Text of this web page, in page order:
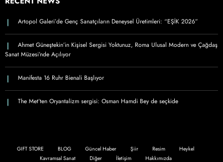
Artopol Galeri’de Genç Sanatçıların Deneysel Üretimleri: “EŞİK 2026”
Ahmet Güneştekin’in Kişisel Sergisi Yoktunuz, Roma Ulusal Modern ve Çağdaş
Sanat Müzesi’nde Açılıyor
Manifesta 16 Ruhr Bienali Başlıyor
The Met’ten Oryantalizm sergisi: Osman Hamdi Bey de seçkide
GIFT STORE BLOG Güncel Haber Şiir Resim
Heykel
Kavramsal Sanat
Diğer İletişim Hakkımızda